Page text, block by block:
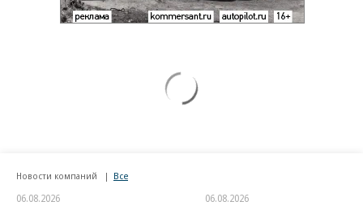
Новости компаний Все
06.08.2026 06.08.2026